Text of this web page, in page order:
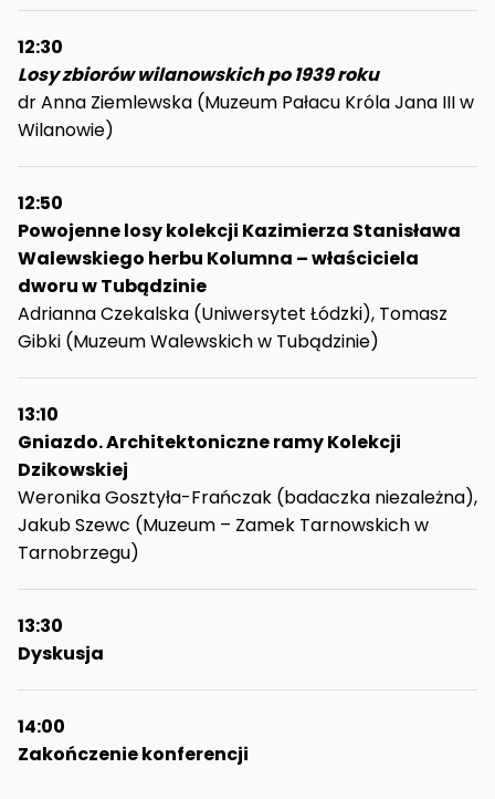
12:30
Losy zbiorów wilanowskich po 1939 roku
dr Anna Ziemlewska (Muzeum Pałacu Króla Jana III w
Wilanowie)
12:50
Powojenne losy kolekcji Kazimierza Stanisława
Walewskiego herbu Kolumna – właściciela
dworu w Tubądzinie
Adrianna Czekalska (Uniwersytet Łódzki), Tomasz
Gibki (Muzeum Walewskich w Tubądzinie)
13:10
Gniazdo. Architektoniczne ramy Kolekcji
Dzikowskiej
Weronika Gosztyła-Frańczak (badaczka niezależna),
Jakub Szewc (Muzeum – Zamek Tarnowskich w
Tarnobrzegu)
13:30
Dyskusja
14:00
Zakończenie konferencji